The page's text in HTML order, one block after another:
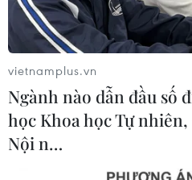
vietnamplus.vn
Ngành nào dẫn đầu số
học Khoa học Tự
Nội n…